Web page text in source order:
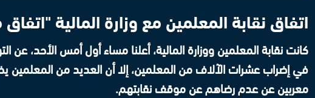
اتفاق نقابة المعلمين مع وزارة المالية
كانت نقابة المعلمين ووزارة المالية، أعلنا مساء أول أمس الأحد، عن
في إضراب عشرات الآلاف من المعلمين، إلا أن العديد من
معربين عن عدم رضاهم عن موقف نقابتهم.